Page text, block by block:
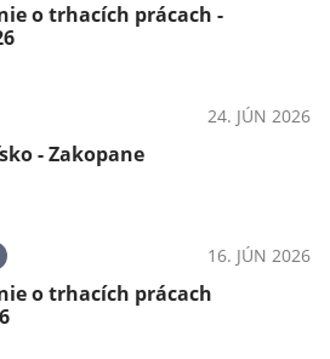
o trhacích prácach -
24. JÚN 2026
- Zakopane
16. JÚN 2026
o trhacích prácach